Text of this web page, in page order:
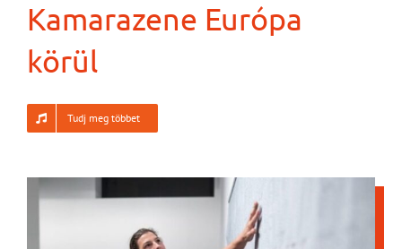
Kamarazene Európa
körül
Tudj meg többet